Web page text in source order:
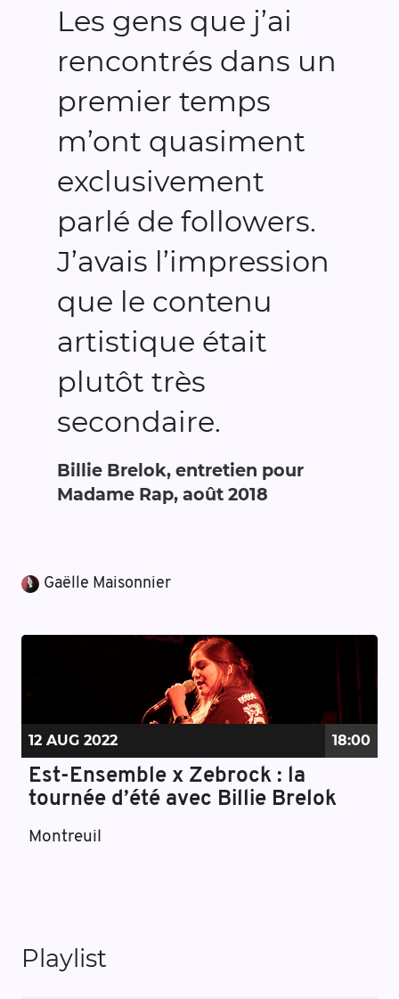
Les gens que j’ai
rencontrés dans un
premier temps
m’ont quasiment
exclusivement
parlé de followers.
J’avais l’impression
que le contenu
artistique était
plutôt très
secondaire.
Billie Brelok, entretien pour
Madame Rap, août 2018
Gaëlle Maisonnier
12 AUG 2022 18:00
Est-Ensemble x Zebrock : la
tournée d’été avec Billie Brelok
Montreuil
Playlist